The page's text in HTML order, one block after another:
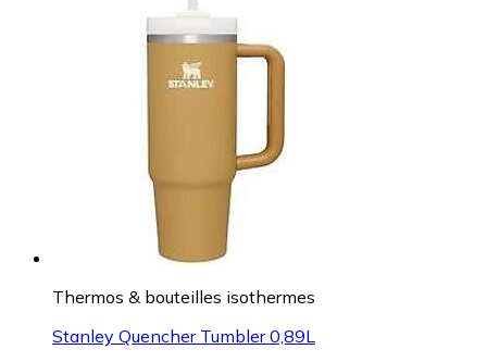
Thermos & bouteilles isothermes
Stanley Quencher Tumbler 0,89L